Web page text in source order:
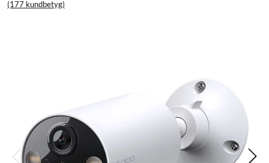
(177 kundbetyg)